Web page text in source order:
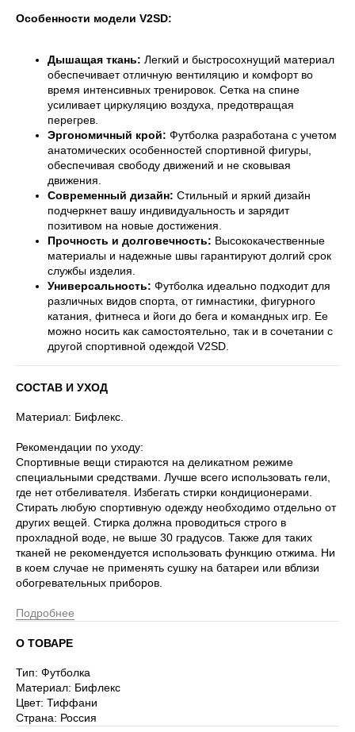
Особенности модели V2SD:
Дышащая ткань: Легкий и быстросохнущий материал
обеспечивает отличную вентиляцию и комфорт во
время интенсивных тренировок. Сетка на спине
усиливает циркуляцию воздуха, предотвращая
перегрев.
Эргономичный крой: Футболка разработана с учетом
анатомических особенностей спортивной фигуры,
обеспечивая свободу движений и не сковывая
движения.
Современный дизайн: Стильный и яркий дизайн
подчеркнет вашу индивидуальность и зарядит
позитивом на новые достижения.
Прочность и долговечность: Высококачественные
материалы и надежные швы гарантируют долгий срок
службы изделия.
Универсальность: Футболка идеально подходит для
различных видов спорта, от гимнастики, фигурного
катания, фитнеса и йоги до бега и командных игр. Ее
можно носить как самостоятельно, так и в сочетании с
другой спортивной одеждой V2SD.
СОСТАВ И УХОД
Материал: Бифлекс.
Рекомендации по уходу:
Спортивные вещи стираются на деликатном режиме
специальными средствами. Лучше всего использовать гели,
где нет отбеливателя. Избегать стирки кондиционерами.
Стирать любую спортивную одежду необходимо отдельно от
других вещей. Стирка должна проводиться строго в
прохладной воде, не выше 30 градусов. Также для таких
тканей не рекомендуется использовать функцию отжима. Ни
в коем случае не применять сушку на батареи или вблизи
обогревательных приборов.
Подробнее
О ТОВАРЕ
Тип: Футболка
Материал: Бифлекс
Цвет: Тиффани
Страна: Россия